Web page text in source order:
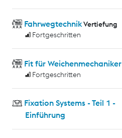
FahrwegtechnikVertiefung
Fortgeschritten
Fit für Weichenmechaniker
Fortgeschritten
Fixation Systems - Teil 1 -
Einführung